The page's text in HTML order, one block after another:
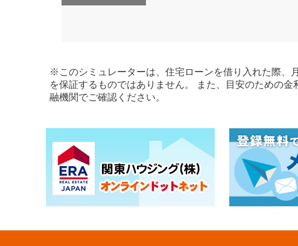
※このシミュレーターは、住宅ローンを借り入れた際、
を保証するものではありません。 また、目安のための
融機関でご確認ください。